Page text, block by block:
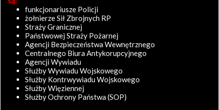
funkcjonariusze Policji
żołnierze Sił Zbrojnych RP
Straży Granicznej
Państwowej Straży Pożarnej
Agencji Bezpieczeństwa Wewnętrznego
Centralnego Biura Antykorupcyjnego
Agencji Wywiadu
Służby Wywiadu Wojskowego
Służby Kontrwywiadu Wojskowego
Służby Więziennej
Służby Ochrony Państwa (SOP)